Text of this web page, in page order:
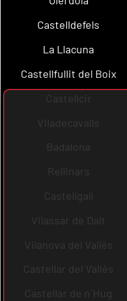
Castelldefels
La Llacuna
Castellfullit del Boix
Castellcir
Viladecavalls
Badalona
Rellinars
Castellgalí
Vilassar de Dalt
Vilanova del Vallès
Castellar del Vallès
Castellar de n´Hug